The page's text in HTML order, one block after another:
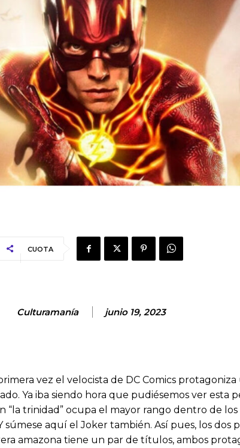
CUOTA
Culturamanía junio 19, 2023
vez el velocista de DC Comics
Ya iba siendo hora que pudiésemos ver esta
trinidad” ocupa el mayor rango dentro de
aquí el Joker también. Así pues, los
amazona tiene un par de títulos, ambos